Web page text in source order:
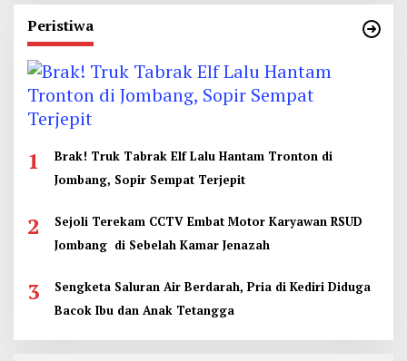
Peristiwa
1
Brak! Truk Tabrak Elf Lalu Hantam Tronton di
Jombang, Sopir Sempat Terjepit
2
Sejoli Terekam CCTV Embat Motor Karyawan RSUD
Jombang di Sebelah Kamar Jenazah
3
Sengketa Saluran Air Berdarah, Pria di Kediri Diduga
Bacok Ibu dan Anak Tetangga